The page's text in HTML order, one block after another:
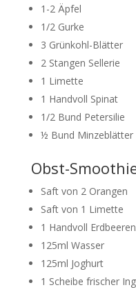
1-2 Äpfel
1/2 Gurke
3 Grünkohl-Blätter
2 Stangen Sellerie
1 Limette
1 Handvoll Spinat
1/2 Bund Petersilie
½ Bund Minzeblätter
Obst-
Saft von 2 Orangen
Saft von 1 Limette
1 Handvoll
125ml Wasser
125ml Joghurt
1 Scheibe frischer